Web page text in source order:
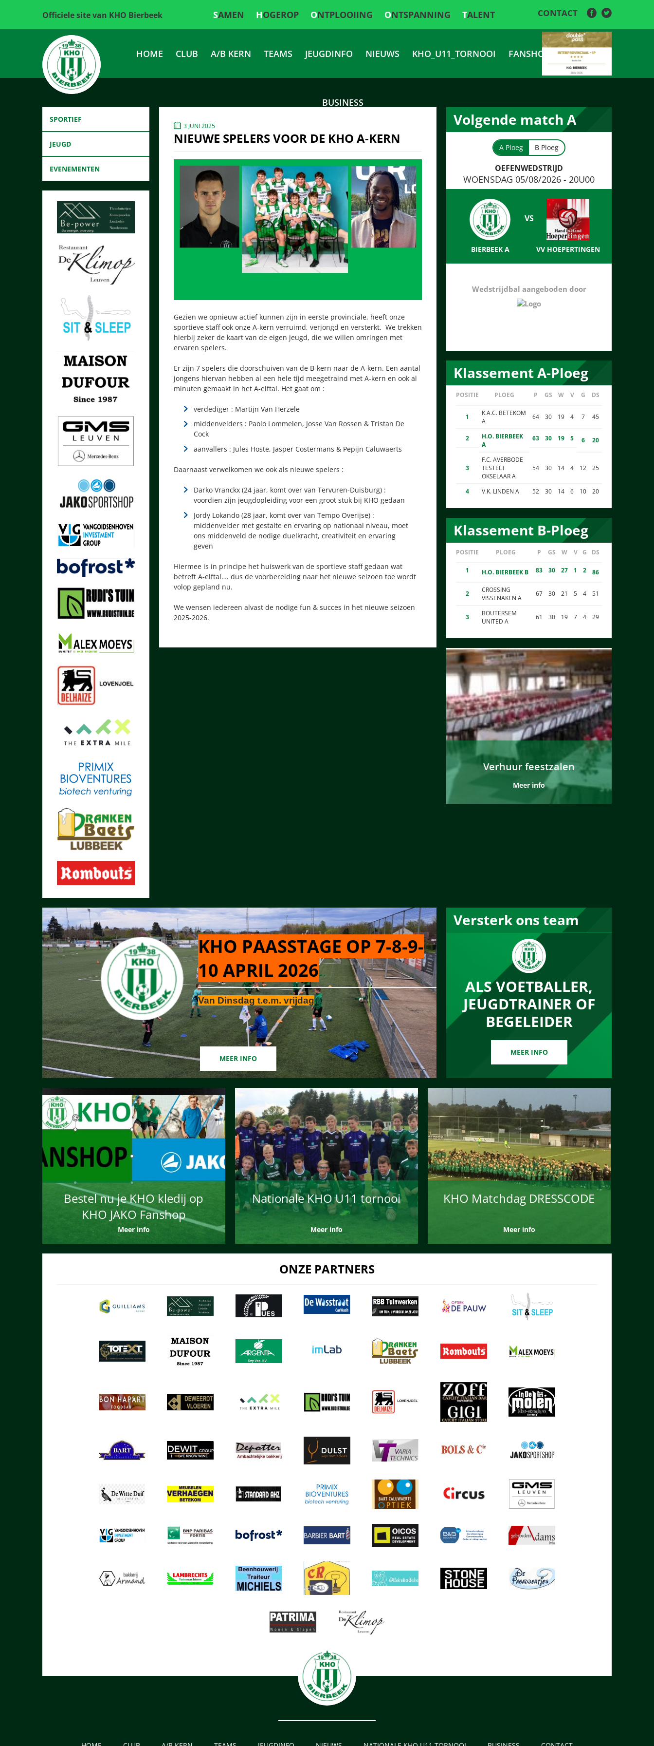
Officiele site van KHO Bierbeek SAMEN HOGEROP ONTPLOOIING ONTSPANNING TALENT CONTACT
HOME CLUB A/B KERN TEAMS JEUGDINFO NIEUWS KHO_U11_TORNOOI FANSHOP
BUSINESS
SPORTIEF
JEUGD
EVENEMENTEN
3 JUNI 2025
NIEUWE SPELERS VOOR DE KHO A-KERN
Gezien we opnieuw actief kunnen zijn in eerste provinciale, heeft onze
sportieve staff ook onze A-kern verruimd, verjongd en versterkt. We trekken
hierbij zeker de kaart van de eigen jeugd, die we willen omringen met
ervaren spelers.
Er zijn 7 spelers die doorschuiven van de B-kern naar de A-kern. Een aantal
jongens hiervan hebben al een hele tijd meegetraind met A-kern en ook al
minuten gemaakt in het A-elftal. Het gaat om :
verdediger : Martijn Van Herzele
middenvelders : Paolo Lommelen, Josse Van Rossen & Tristan De
Cock
aanvallers : Jules Hoste, Jasper Costermans & Pepijn Caluwaerts
Daarnaast verwelkomen we ook als nieuwe spelers :
Darko Vranckx (24 jaar, komt over van Tervuren-Duisburg) :
voordien zijn jeugdopleiding voor een groot stuk bij KHO gedaan
Jordy Lokando (28 jaar, komt over van Tempo Overijse) :
middenvelder met gestalte en ervaring op nationaal niveau, moet
ons middenveld de nodige duelkracht, creativiteit en ervaring
geven
Hiermee is in principe het huiswerk van de sportieve staff gedaan wat
betreft A-elftal…. dus de voorbereiding naar het nieuwe seizoen toe wordt
volop gepland nu.
We wensen iedereen alvast de nodige fun & succes in het nieuwe seizoen
2025-2026.
Volgende match A
A Ploeg B Ploeg
OEFENWEDSTRIJD
WOENSDAG 05/08/2026 - 20U00
BIERBEEK A VV HOEPERTINGEN
Wedstrijdbal aangeboden door
Klassement A-Ploeg
POSITIE PLOEG P GS W V G DS
1
K.A.C. BETEKOM
A
64 30 19 4 7 45
2
H.O. BIERBEEK
A
63 30 19 5 6 20
3
F.C. AVERBODE
TESTELT
OKSELAAR A
54 30 14 4 12 25
4 V.K. LINDEN A 52 30 14 6 10 20
Klassement B-Ploeg
POSITIE PLOEG P GS W V G DS
1 H.O. BIERBEEK B 83 30 27 1 2 86
2
CROSSING
VISSENAKEN A
67 30 21 5 4 51
3
BOUTERSEM
UNITED A
61 30 19 7 4 29
Verhuur feestzalen
Meer info
KHO PAASSTAGE OP 7-8-9-
10 APRIL 2026
Van Dinsdag t.e.m. vrijdag
MEER INFO
Versterk ons team
ALS VOETBALLER,
JEUGDTRAINER OF
BEGELEIDER
MEER INFO
Bestel nu je KHO kledij op
KHO JAKO Fanshop
Meer info
Nationale KHO U11 tornooi
Meer info
KHO Matchdag DRESSCODE
Meer info
ONZE PARTNERS